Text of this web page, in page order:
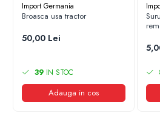
Import Germania
Broasca usa tractor
50,00 Lei
39 IN STOC
Adauga in cos